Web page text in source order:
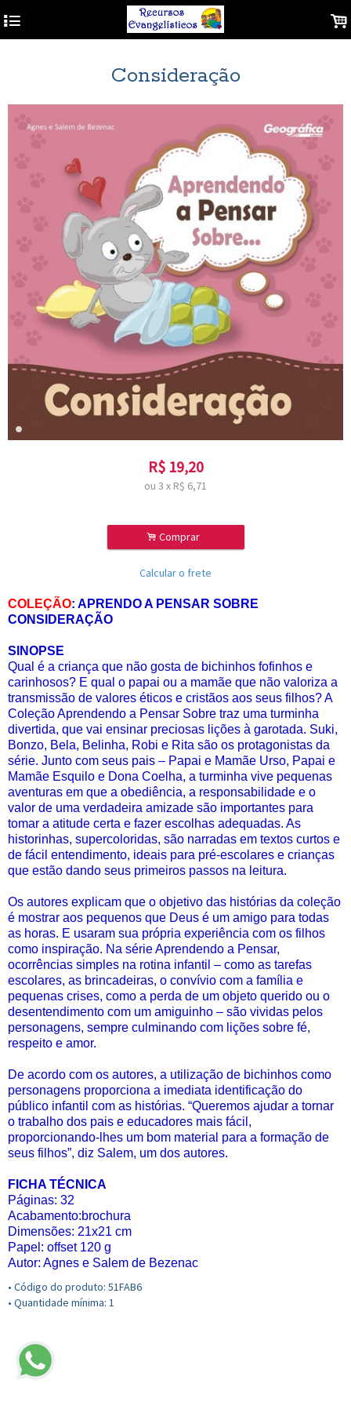
4 .
Consideração
R$ 19,20
ou 3 x R$ 6,71
. Comprar
Calcular o frete
COLEÇÃO: APRENDO A PENSAR SOBRE
CONSIDERAÇÃO
SINOPSE
Qual é a criança que não gosta de bichinhos fofinhos e
carinhosos? E qual o papai ou a mamãe que não valoriza a
transmissão de valores éticos e cristãos aos seus filhos? A
Coleção Aprendendo a Pensar Sobre traz uma turminha
divertida, que vai ensinar preciosas lições à garotada. Suki,
Bonzo, Bela, Belinha, Robi e Rita são os protagonistas da
série. Junto com seus pais – Papai e Mamãe Urso, Papai e
Mamãe Esquilo e Dona Coelha, a turminha vive pequenas
aventuras em que a obediência, a responsabilidade e o
valor de uma verdadeira amizade são importantes para
tomar a atitude certa e fazer escolhas adequadas. As
historinhas, supercoloridas, são narradas em textos curtos e
de fácil entendimento, ideais para pré-escolares e crianças
que estão dando seus primeiros passos na leitura.
Os autores explicam que o objetivo das histórias da coleção
é mostrar aos pequenos que Deus é um amigo para todas
as horas. E usaram sua própria experiência com os filhos
como inspiração. Na série Aprendendo a Pensar,
ocorrências simples na rotina infantil – como as tarefas
escolares, as brincadeiras, o convívio com a família e
pequenas crises, como a perda de um objeto querido ou o
desentendimento com um amiguinho – são vividas pelos
personagens, sempre culminando com lições sobre fé,
respeito e amor.
De acordo com os autores, a utilização de bichinhos como
personagens proporciona a imediata identificação do
público infantil com as histórias. “Queremos ajudar a tornar
o trabalho dos pais e educadores mais fácil,
proporcionando-lhes um bom material para a formação de
seus filhos”, diz Salem, um dos autores.
FICHA TÉCNICA
Páginas: 32
Acabamento:brochura
Dimensões: 21x21 cm
Papel: offset 120 g
Autor: Agnes e Salem de Bezenac
• Código do produto: 51FAB6
• Quantidade mínima: 1